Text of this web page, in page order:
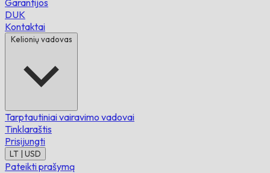
Garantijos
DUK
Kontaktai
Kelionių vadovas
Tarptautiniai vairavimo vadovai
Tinklaraštis
Prisijungti
LT | USD
Pateikti prašymą